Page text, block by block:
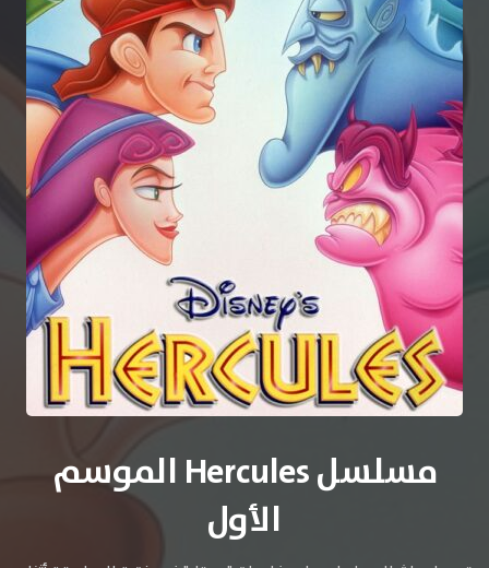
مسلسل Hercules الموسم
الأول